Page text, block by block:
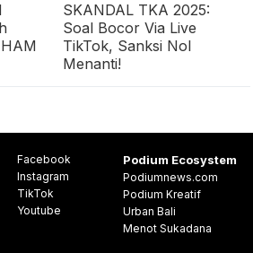
SKANDAL TKA 2025:
Soal Bocor Via Live
TikTok, Sanksi Nol
Menanti!
Facebook
Instagram
TikTok
Youtube
Podium Ecosystem
Podiumnews.com
Podium Kreatif
Urban Bali
Menot Sukadana